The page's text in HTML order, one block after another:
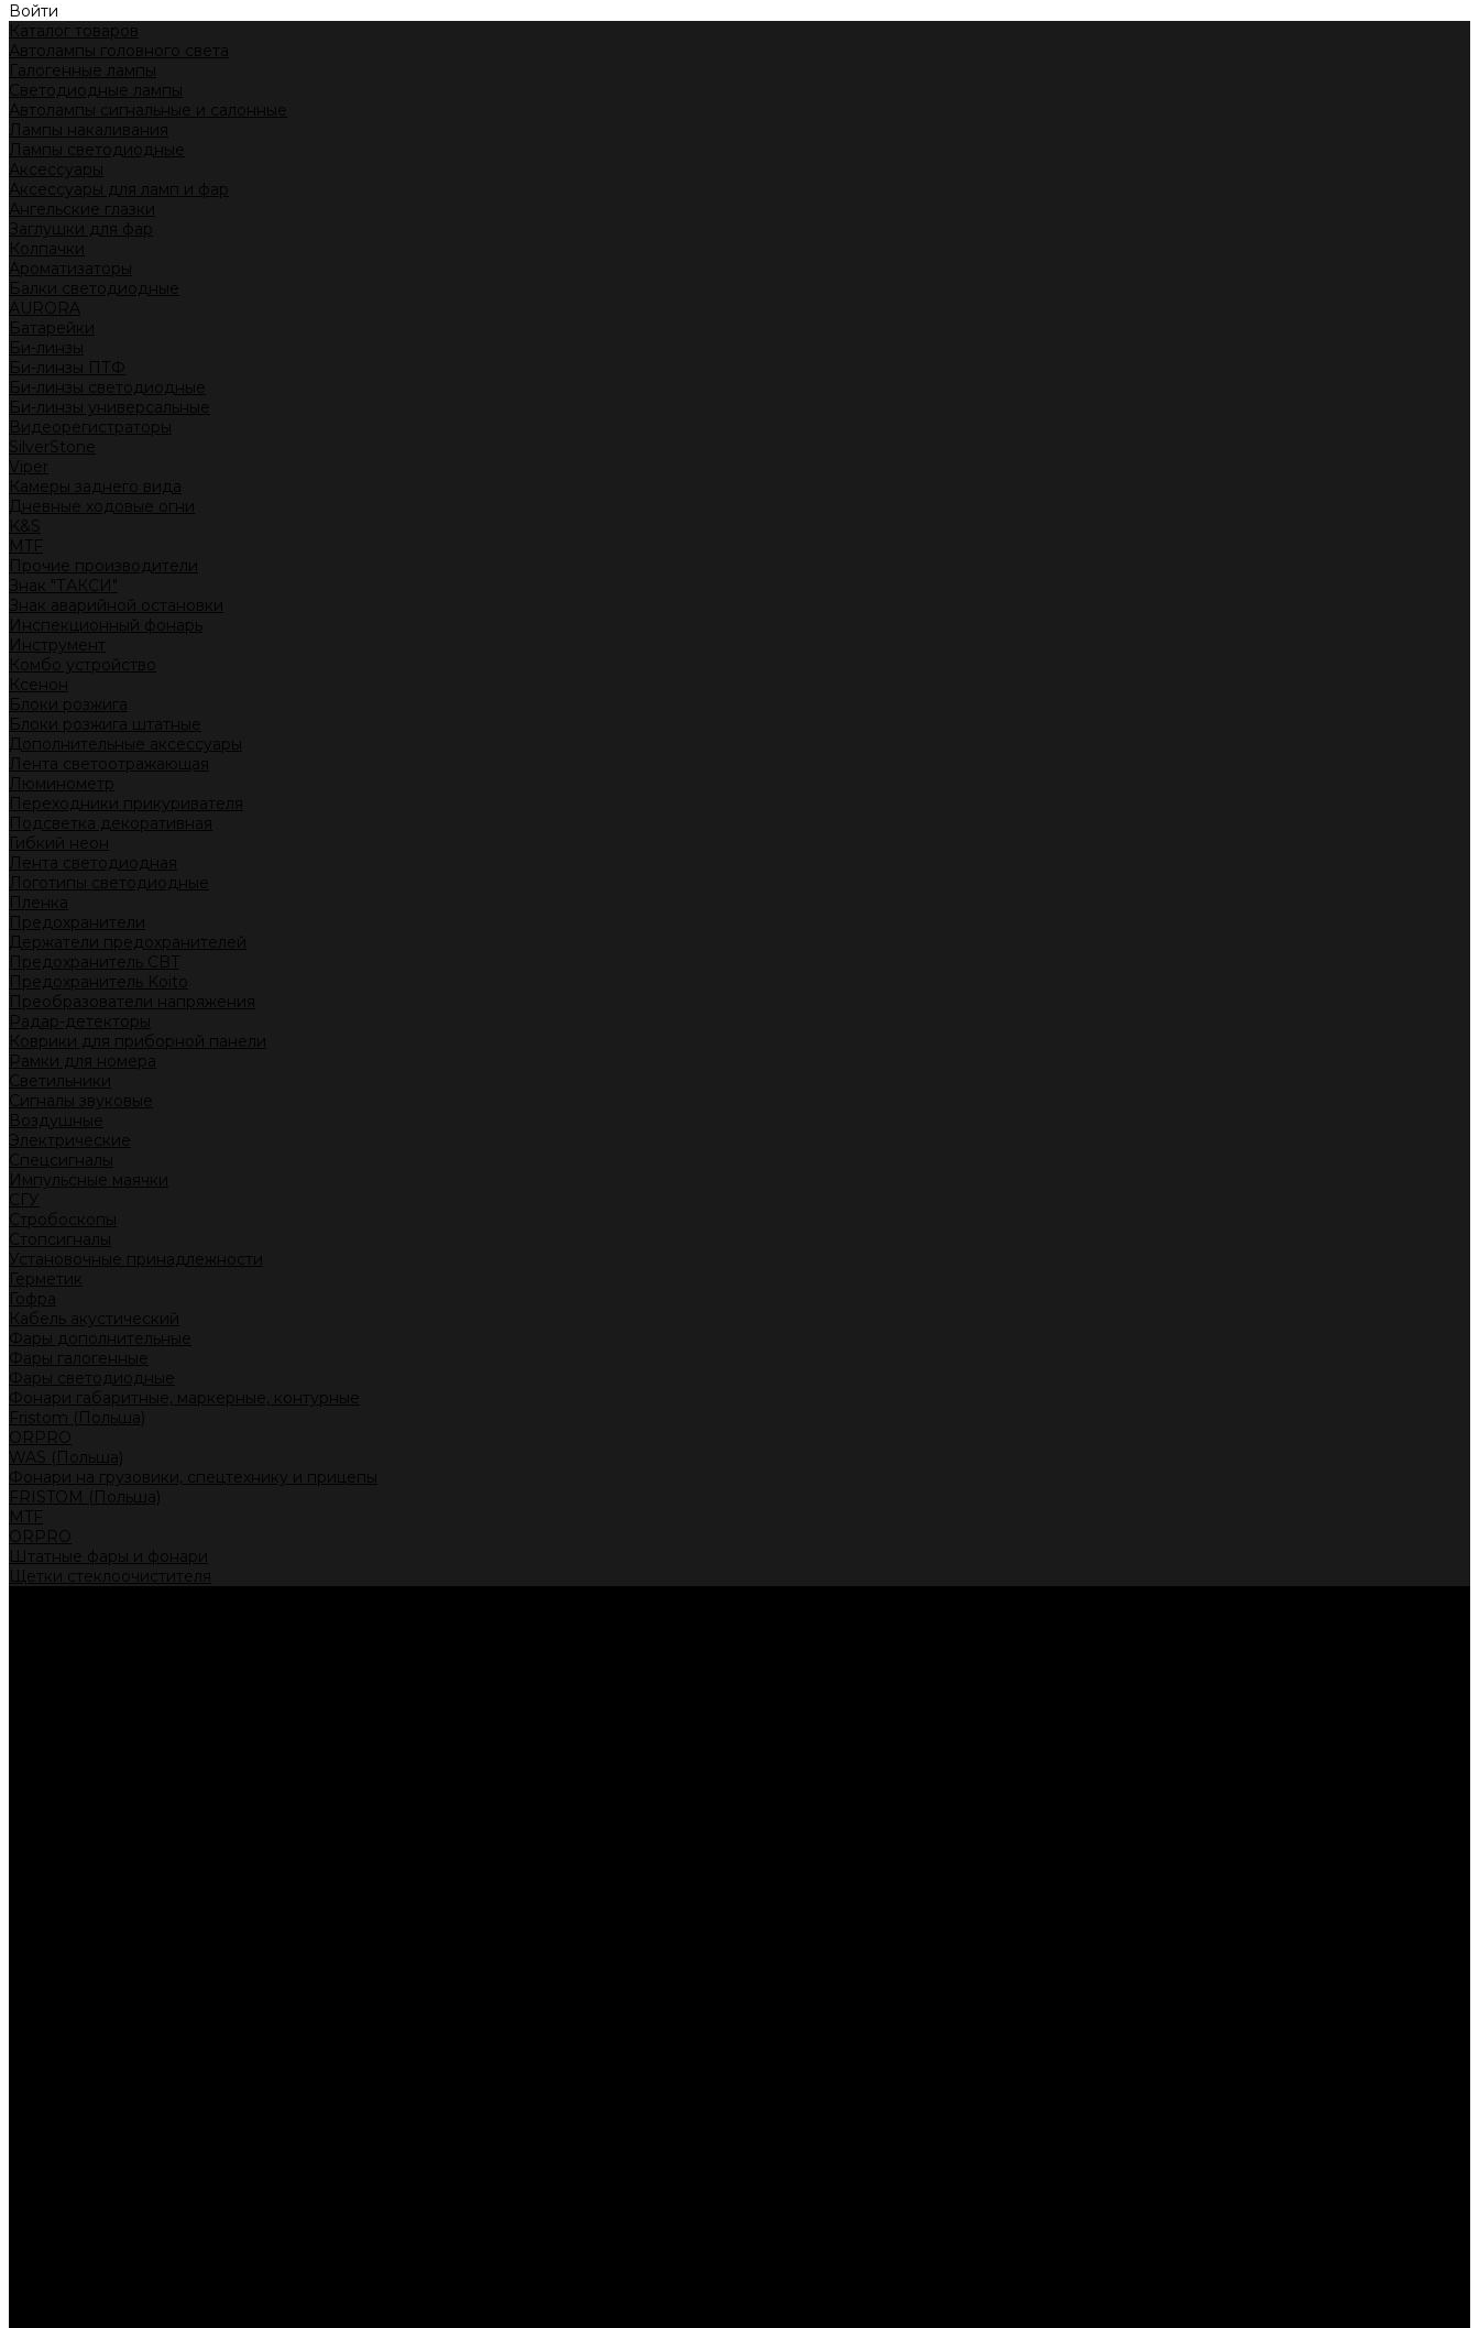
Войти
Каталог товаров
Автолампы головного света
Галогенные лампы
Светодиодные лампы
Автолампы сигнальные и салонные
Лампы накаливания
Лампы светодиодные
Аксессуары
Аксессуары для ламп и фар
Ангельские глазки
Заглушки для фар
Колпачки
Ароматизаторы
Балки светодиодные
AURORA
Батарейки
Би-линзы
Би-линзы ПТФ
Би-линзы светодиодные
Би-линзы универсальные
Видеорегистраторы
SilverStone
Viper
Камеры заднего вида
Дневные ходовые огни
K&S
MTF
Прочие производители
Знак "ТАКСИ"
Знак аварийной остановки
Инспекционный фонарь
Инструмент
Комбо устройство
Ксенон
Блоки розжига
Блоки розжига штатные
Дополнительные аксессуары
Лента светоотражающая
Люминометр
Переходники прикуривателя
Подсветка декоративная
Гибкий неон
Лента светодиодная
Логотипы светодиодные
Пленка
Предохранители
Держатели предохранителей
Предохранитель CBT
Предохранитель Koito
Преобразователи напряжения
Радар-детекторы
Коврики для приборной панели
Рамки для номера
Светильники
Сигналы звуковые
Воздушные
Электрические
Спецсигналы
Импульсные маячки
СГУ
Стробоскопы
Стопсигналы
Установочные принадлежности
Герметик
Гофра
Кабель акустический
Фары дополнительные
Фары галогенные
Фары светодиодные
Фонари габаритные, маркерные, контурные
Fristom (Польша)
ORPRO
WAS (Польша)
Фонари на грузовики, спецтехнику и прицепы
FRISTOM (Польша)
MTF
ORPRO
Штатные фары и фонари
Щетки стеклоочистителя